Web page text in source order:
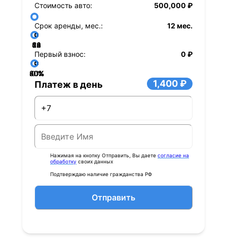
Стоимость авто: 500,000 ₽
Срок аренды, мес.: 12 мес.
12
24
36
48
60
72
84
Первый взнос:
0 ₽
0%
20%
40%
60%
80%
Платеж в день 1,400 ₽
Нажимая на кнопку Отправить, Вы даете согласие на
обработку своих данных
Подтверждаю наличие гражданства РФ
Отправить